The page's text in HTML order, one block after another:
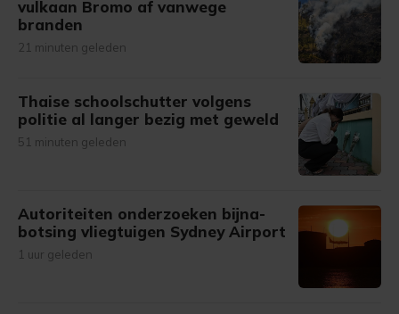
vulkaan Bromo af vanwege
branden
21 minuten geleden
Thaise schoolschutter volgens
politie al langer bezig met geweld
51 minuten geleden
Autoriteiten onderzoeken bijna-
botsing vliegtuigen Sydney Airport
1 uur geleden